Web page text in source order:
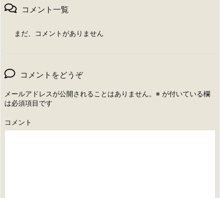
コメント一覧
まだ、コメントがありません
コメントをどうぞ
メールアドレスが公開されることはありません。 ※ が付いている欄
は必須項目です
コメント